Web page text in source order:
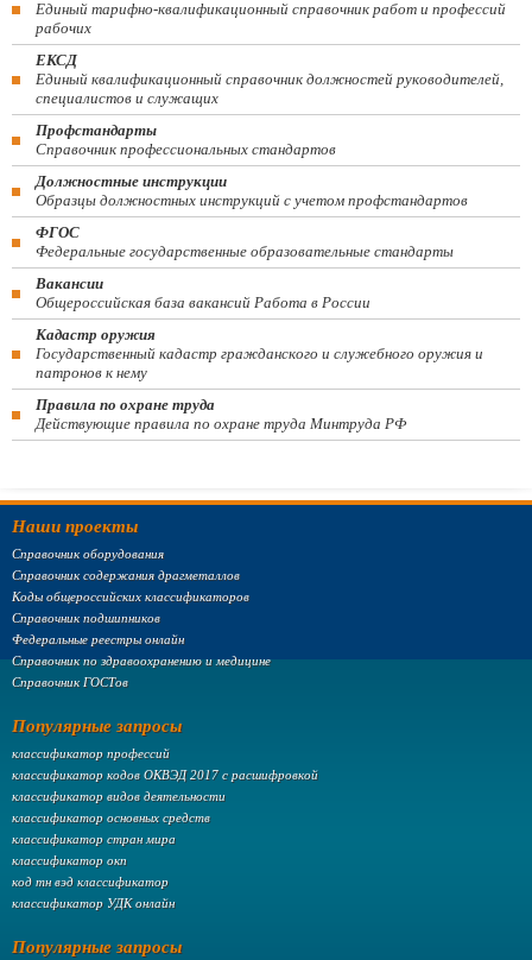
Единый тарифно-квалификационный справочник работ и профессий
рабочих
ЕКСД
Единый квалификационный справочник должностей руководителей,
специалистов и служащих
Профстандарты
Справочник профессиональных стандартов
Должностные инструкции
Образцы должностных инструкций с учетом профстандартов
ФГОС
Федеральные государственные образовательные стандарты
Вакансии
Общероссийская база вакансий Работа в России
Кадастр оружия
Государственный кадастр гражданского и служебного оружия и
патронов к нему
Правила по охране труда
Действующие правила по охране труда Минтруда РФ
Наши проекты
Справочник оборудования
Справочник содержания драгметаллов
Коды общероссийских классификаторов
Справочник подшипников
Федеральные реестры онлайн
Справочник по здравоохранению и медицине
Справочник ГОСТов
Популярные запросы
классификатор профессий
классификатор кодов ОКВЭД 2017 с расшифровкой
классификатор видов деятельности
классификатор основных средств
классификатор стран мира
классификатор окп
код тн вэд классификатор
классификатор УДК онлайн
Популярные запросы